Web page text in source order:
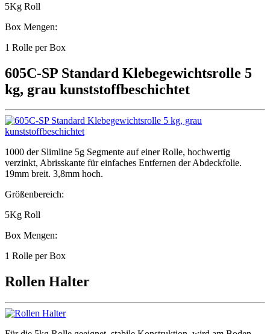
5Kg Roll
Box Mengen:
1 Rolle per Box
605C-SP Standard Klebegewichtsrolle 5
kg, grau kunststoffbeschichtet
1000 der Slimline 5g Segmente auf einer Rolle, hochwertig
verzinkt, Abrisskante für einfaches Entfernen der Abdeckfolie.
19mm breit. 3,8mm hoch.
Größenbereich:
5Kg Roll
Box Mengen:
1 Rolle per Box
Rollen Halter